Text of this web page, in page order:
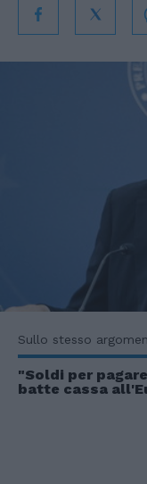
Sullo stesso
"Soldi per
batte cassa